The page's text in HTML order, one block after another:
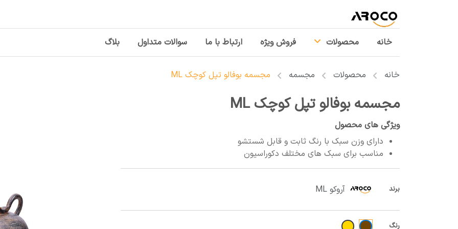
خانه محصولات فروش ویژه ارتباط با ما سوالات متداول بلاگ
خانه محصولات مجسمه مجسمه بوفالو تپل کوچک ML
مجسمه بوفالو تپل کوچک ML
ویژگی های محصول
دارای وزن سبک با رنگ ثابت و قابل شستشو
مناسب برای سبک های مختلف دکوراسیون
برند آروکو ML
رنگ